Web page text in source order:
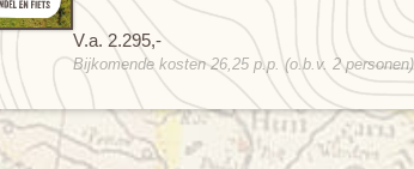
V.a. 2.295,-
Bijkomende kosten 26,25 p.p. (o.b.v. 2 personen)